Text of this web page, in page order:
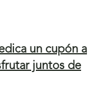
t
a
un cupón a
juntos de